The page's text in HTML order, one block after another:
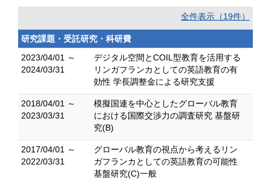
全件表示（19件）
研究課題・受託研究・科研費
2023/04/01 ～
2024/03/31
デジタル空間とCOIL型教育を活用する
リンガフランカとしての英語教育の有
効性 学長調整金による研究支援
2018/04/01 ～
2023/03/31
模擬国連を中心としたグローバル教育
における国際交渉力の調査研究 基盤研
究(B)
2017/04/01 ～
2022/03/31
グローバル教育の視点から考えるリン
ガフランカとしての英語教育の可能性
基盤研究(C)一般